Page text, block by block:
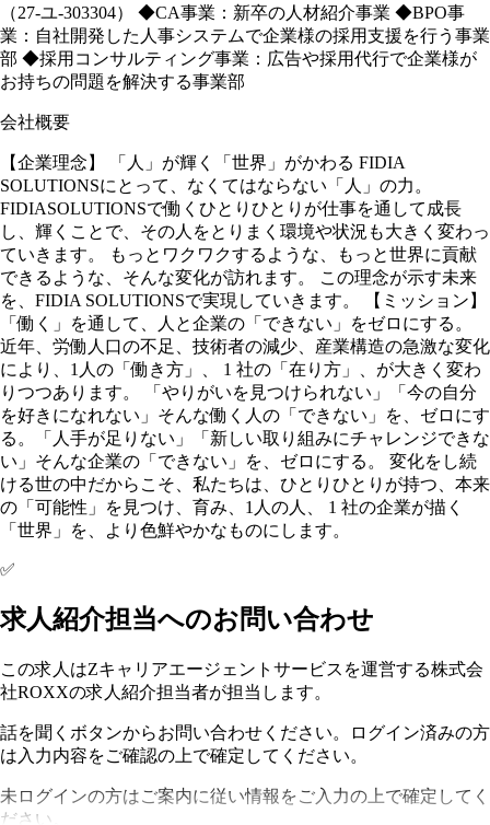
（27-ユ-303304） ◆CA事業：新卒の人材紹介事業 ◆BPO事
業：自社開発した人事システムで企業様の採用支援を⾏う事業
部 ◆採用コンサルティング事業：広告や採用代⾏で企業様が
お持ちの問題を解決する事業部
会社概要
【企業理念】 「人」が輝く「世界」がかわる FIDIA
SOLUTIONSにとって、なくてはならない「人」の力。
FIDIASOLUTIONSで働くひとりひとりが仕事を通して成長
し、輝くことで、その人をとりまく環境や状況も大きく変わっ
ていきます。 もっとワクワクするような、もっと世界に貢献
できるような、そんな変化が訪れます。 この理念が示す未来
を、FIDIA SOLUTIONSで実現していきます。 【ミッション】
「働く」を通して、人と企業の「できない」をゼロにする。
近年、労働人口の不足、技術者の減少、産業構造の急激な変化
により、1人の「働き方」、 1 社の「在り方」、が大きく変わ
りつつあります。 「やりがいを見つけられない」「今の自分
を好きになれない」そんな働く人の「できない」を、ゼロにす
る。「人手が足りない」「新しい取り組みにチャレンジできな
い」そんな企業の「できない」を、ゼロにする。 変化をし続
ける世の中だからこそ、私たちは、ひとりひとりが持つ、本来
の「可能性」を見つけ、育み、1人の人、 1 社の企業が描く
「世界」を、より色鮮やかなものにします。
✅
求人紹介担当へのお問い合わせ
この求人はZキャリアエージェントサービスを運営する株式会
社ROXXの求人紹介担当者が担当します。
話を聞くボタンからお問い合わせください。ログイン済みの方
は入力内容をご確認の上で確定してください。
未ログインの方はご案内に従い情報をご入力の上で確定してく
ださい。